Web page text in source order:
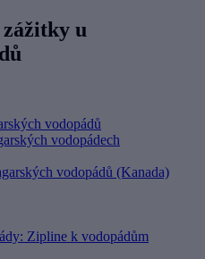
u
vodopádů
vodopádech
vodopádů (Kanada)
Zipline k vodopádům